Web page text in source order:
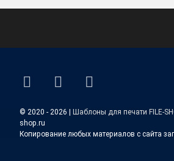
ВКонтакте
YouTube
E-mail
© 2020 - 2026 | Шаблоны для печати FILE-
shop.ru
Копирование любых материалов с сайта